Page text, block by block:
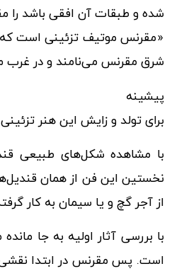
شده و طبقات آن افقی باشد را
شرق مقرنس می‌نامند و در غرب
پیشینه
برای تولد و زایش این هنر
با مشاهده شکل‌های طبیعی
نخستین این فن از همان قندیل‌ها
از آجر گچ و یا سیمان به کار
با بررسی آثار اولیه به جا
است. پس مقرنس در ابتدا نقشی